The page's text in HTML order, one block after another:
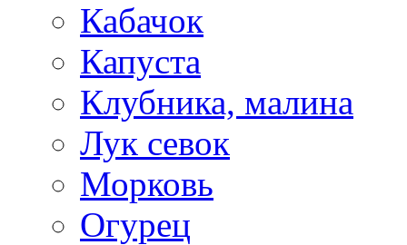
Кабачок
Капуста
Клубника, малина
Лук севок
Морковь
Огурец